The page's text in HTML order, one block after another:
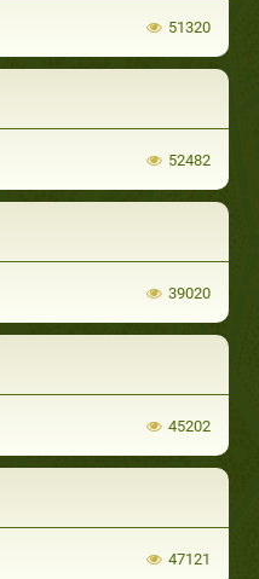
51320
52482
39020
45202
47121